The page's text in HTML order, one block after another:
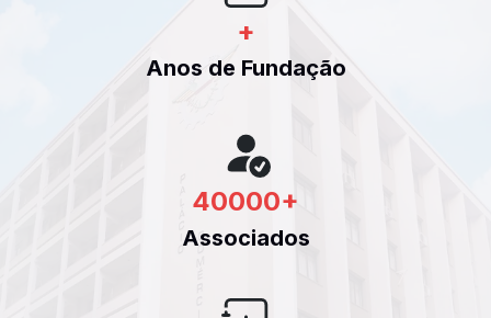
+
Anos de Fundação
40000+
Associados